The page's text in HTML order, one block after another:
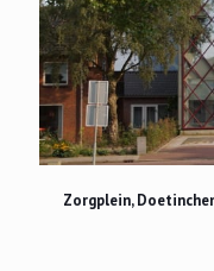
Zorgplein,